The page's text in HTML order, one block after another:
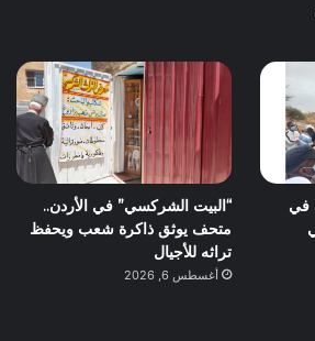
في
“البيت الشركسي” في الأردن..
متحف يوثق ذاكرة شعب ويحفظ
تراثه للأجيال
أغسطس 6, 2026